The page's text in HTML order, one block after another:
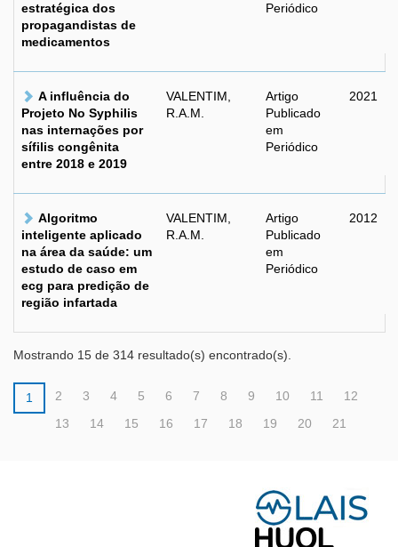
estratégica dos
propagandistas de
medicamentos
Periódico
A influência do
Projeto No Syphilis
nas internações por
sífilis congênita
entre 2018 e 2019
VALENTIM,
R.A.M.
Artigo
Publicado
em
Periódico
2021
Algoritmo
inteligente aplicado
na área da saúde: um
estudo de caso em
ecg para predição de
região infartada
VALENTIM,
R.A.M.
Artigo
Publicado
em
Periódico
2012
Mostrando 15 de 314 resultado(s) encontrado(s).
1 2 3 4 5 6 7 8 9 10 11
12
13
14 15 16 17 18 19 20 21